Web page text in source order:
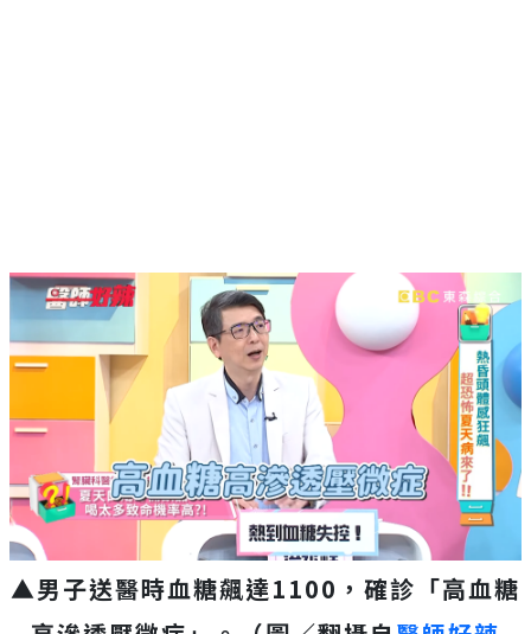
▲男子送醫時血糖飆達1100，確診「高血糖